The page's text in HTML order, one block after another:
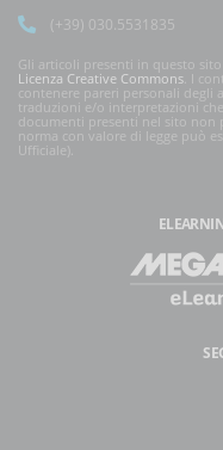
(+39) 030.5531835
Gli articoli presenti in questo
Licenza Creative Commons . I
contenere pareri personali degli
traduzioni e/o interpretazioni
documenti presenti nel sito non
norma con valore di legge può
Ufficiale).